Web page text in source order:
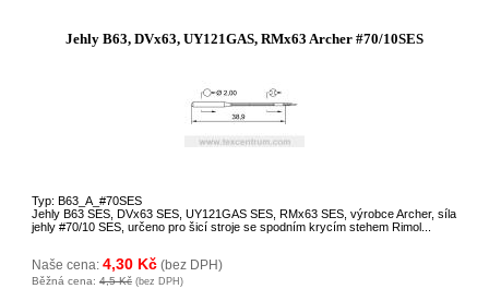
Jehly B63, DVx63, UY121GAS, RMx63 Archer #70/10SES
Typ: B63_A_#70SES
Jehly B63 SES, DVx63 SES, UY121GAS SES, RMx63 SES, výrobce Archer, síla
jehly #70/10 SES, určeno pro šicí stroje se spodním krycím stehem Rimol...
Naše cena: 4,30 Kč (bez DPH)
Běžná cena: 4,5 Kč (bez DPH)